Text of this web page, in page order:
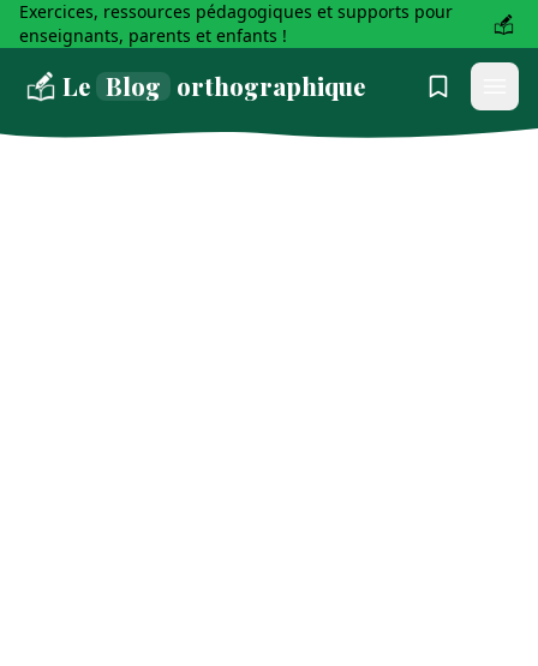
Exercices, ressources pédagogiques et supports pour
enseignants, parents et enfants !
Le Blog orthographique